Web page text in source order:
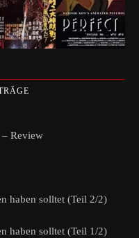
– Review
haben solltet (Teil 2/2)
haben solltet (Teil 1/2)